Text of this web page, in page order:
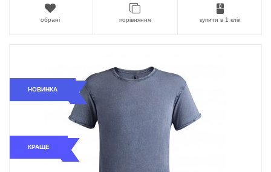
обрані порівняння купити в 1 клік
НОВИНКА
КРАЩЕ